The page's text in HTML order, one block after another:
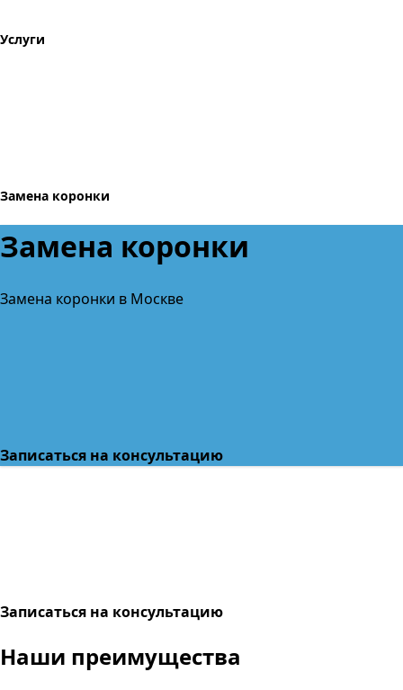
Услуги
Замена коронки
Замена коронки
Замена коронки в Москве
Записаться на консультацию
Записаться на консультацию
Наши преимущества